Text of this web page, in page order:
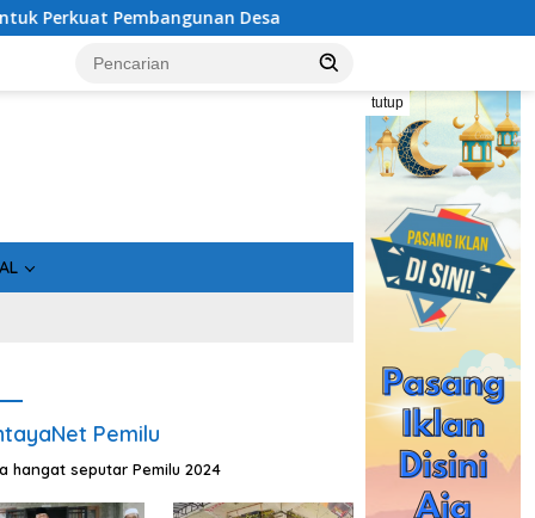
Desa Usai Tahan 5 Komisioner KPU
tutup
Pemilu
hangat seputar Pemilu 2024